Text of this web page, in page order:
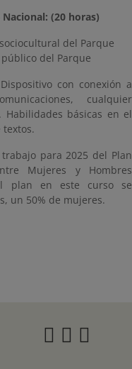
Nacional: (20 horas)
del Parque
público del Parque
Dispositivo con conexión a
cualquier
Habilidades básicas en el
para 2025 del Plan
Mujeres y Hombres
plan en este curso se
un 50% de mujeres.